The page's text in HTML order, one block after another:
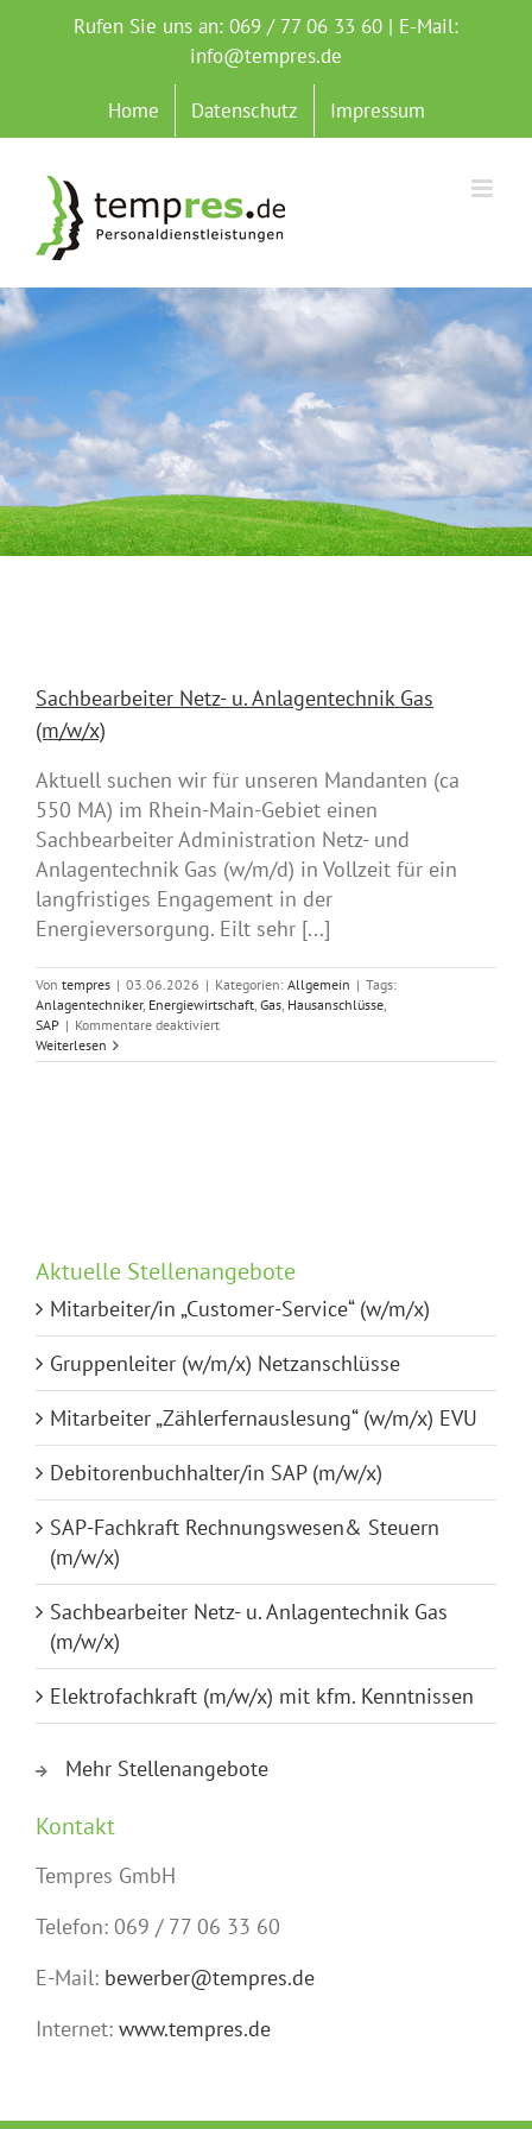
Rufen Sie uns an: 069 / 77 06 33 60 | E-Mail:
info@tempres.de
Home Datenschutz Impressum
Sachbearbeiter Netz- u. Anlagentechnik Gas
(m/w/x)
Aktuell suchen wir für unseren Mandanten (ca
550 MA) im Rhein-Main-Gebiet einen
Sachbearbeiter Administration Netz- und
Anlagentechnik Gas (w/m/d) in Vollzeit für ein
langfristiges Engagement in der
Energieversorgung. Eilt sehr [...]
Von tempres | 03.06.2026 | Kategorien: Allgemein | Tags:
Anlagentechniker, Energiewirtschaft, Gas, Hausanschlüsse,
SAP | Kommentare deaktiviertfür
Netz-
Weiterlesen
Aktuelle Stellenangebote
Mitarbeiter/in „Customer-Service“ (w/m/x)
Gruppenleiter (w/m/x) Netzanschlüsse
Mitarbeiter „Zählerfernauslesung“ (w/m/x) EVU
Debitorenbuchhalter/in SAP (m/w/x)
SAP-Fachkraft Rechnungswesen& Steuern
(m/w/x)
Sachbearbeiter Netz- u. Anlagentechnik Gas
(m/w/x)
Elektrofachkraft (m/w/x) mit kfm. Kenntnissen
Mehr Stellenangebote
Kontakt
Tempres GmbH
Telefon: 069 / 77 06 33 60
E-Mail: bewerber@tempres.de
Internet: www.tempres.de